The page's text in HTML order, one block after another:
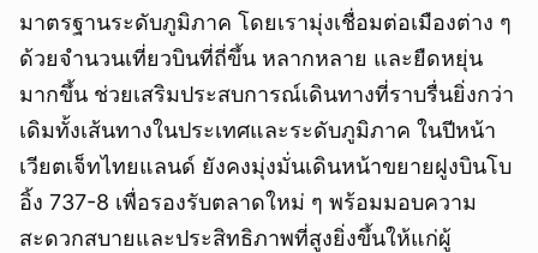
มาตรฐานระดับภูมิภาค โดยเรามุ่งเชื่อมต่อเมืองต่าง ๆ
ด้วยจำนวนเที่ยวบินที่ถี่ขึ้น หลากหลาย และยืดหยุ่น
มากขึ้น ช่วยเสริมประสบการณ์เดินทางที่ราบรื่นยิ่งกว่า
เดิมทั้งเส้นทางในประเทศและระดับภูมิภาค ในปีหน้า
เวียตเจ็ทไทยแลนด์ ยังคงมุ่งมั่นเดินหน้าขยายฝูงบินโบ
อิ้ง 737-8 เพื่อรองรับตลาดใหม่ ๆ พร้อมมอบความ
สะดวกสบายและประสิทธิภาพที่สูงยิ่งขึ้นให้แก่ผู้